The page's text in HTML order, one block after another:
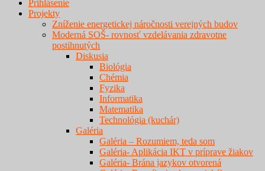
Prihlásenie
Projekty
Zníženie energetickej náročnosti verejných budov
Moderná SOŠ- rovnosť vzdelávania zdravotne
postihnutých
Diskusia
Biológia
Chémia
Fyzika
Informatika
Matematika
Technológia (kuchár)
Galéria
Galéria – Rozumiem, teda som
Galéria- Aplikácia IKT v príprave žiakov
Galéria- Brána jazykov otvorená